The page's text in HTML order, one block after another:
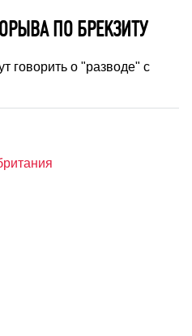
ПО БРЕКЗИТУ
говорить о "разводе" с